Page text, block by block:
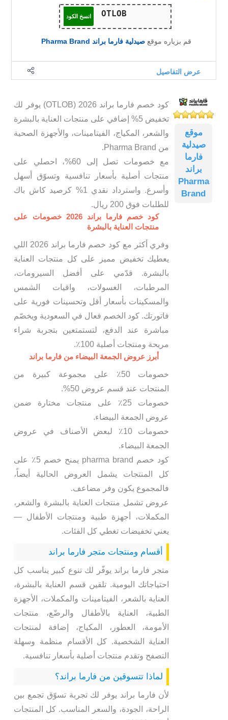
انسخ الكود
قم بزياره موقعصيدلية فارما براند Pharma Brand
عرض التفاصيل
موقع
صيدلية
فارما
براند
Pharma
Brand
كود خصم فارما براند 2026 (OTLOB) يوفر لك
تخفيض 5% إضافي على منتجات العناية بالبشرة
والشعر، المكياج، الفيتامينات، والأجهزة الصحية
من Pharma Brand.
مع خصومات تصل إلى 60%، احصلي على
منتجات أصلية بأسعار تنافسية وتسوّق أسهل
وأسرع. واسترداد نقدي 1% كرصيد كاش باك
للطلبات فوق 200 ريال.
كود خصم فارما براند 2026 خصومات على
منتجات العناية بالبشرة
وفري أكثر مع كود خصم فارما براند 2026 اللي
يعطيك تخفيض مميز على كل منتجات العناية
بالبشرة. قدّمي على أفضل السيرومات،
المرطبات، الغسولات، واقيات الشمس
والمسكينات بأسعار أقل وتحسينات فورية على
فاتورتك. كود الخصم فعال في السعودية ويخصّم
مباشرة عند الدفع، لتستمتعين بتجربة شراء
مريحة ومنتجات أصلية 100٪.
أبرز عروض الجمعة البيضاء من فارما براند
خصومات 50٪ على مجموعة كبيرة من
المنتجات عند قسم عروض 50%.
خصومات 25٪ على منتجات مختارة ضمن
عروض الجمعة البيضاء.
خصومات 10٪ لبعض الأصناف في عروض
الجمعة البيضاء.
كود خصم pharma brand يمنح خصم 5٪ على
كل المنتجات يشمل العروض الحالية أيضاً،
فالمجموع يكون وفر مضاعف.
عروض تشمل منتجات العناية بالبشرة والشعر،
المكملات، أجهزة طبية ومنتجات الأطفال —
يعني تخفيضات تغطي كل الفئات.
أقسام ومنتجات متجر فارما براند
متجر فارما براند يوفّر لك تنوع كبير يناسب كل
احتياجاتك اليومية. تلقين قسم العناية بالبشرة،
العناية بالشعر، الفيتامينات والمكملات، الأجهزة
الطبية، العناية بالأطفال والرضّع، منتجات
الأمومة، العطور، المكياج، إضافة لمنتجات
العناية الشخصية. كل الأقسام منظمة وسهلة
التصفح وتقدم منتجات أصلية بأسعار تنافسية.
لماذا تتسوقين من فارما براند؟
لأن فارما براند يوفر لك تجربة تسوّق تجمع بين
الراحة، الجودة، والسعر المناسب. كل المنتجات